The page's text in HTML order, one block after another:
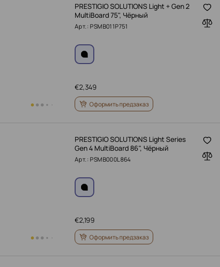
PRESTIGIO SOLUTIONS Light + Gen 2
MultiBoard 75", Чёрный
Арт.: PSMB011P751
2,349
€
Оформить предзаказ
PRESTIGIO SOLUTIONS Light Series
Gen 4 MultiBoard 86", Чёрный
Арт.: PSMB000L864
2,199
€
Оформить предзаказ